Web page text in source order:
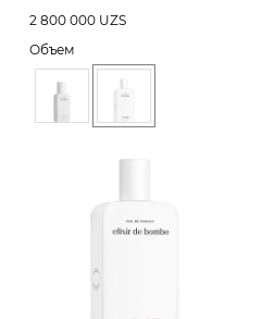
2 800 000 UZS
Объем